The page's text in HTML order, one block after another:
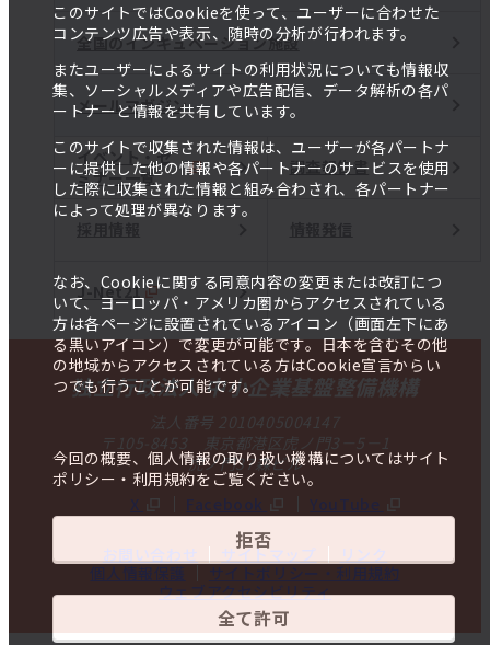
このサイトではCookieを使って、ユーザーに合わせた
コンテンツ広告や表示、随時の分析が行われます。
またユーザーによるサイトの利用状況についても情報収
集、ソーシャルメディアや広告配信、データ解析の各パ
ートナーと情報を共有しています。
このサイトで収集された情報は、ユーザーが各パートナ
ーに提供した他の情報や各パートナーのサービスを使用
した際に収集された情報と組み合わされ、各パートナー
によって処理が異なります。
なお、Cookieに関する同意内容の変更または改訂につ
いて、ヨーロッパ・アメリカ圏からアクセスされている
方は各ページに設置されているアイコン（画面左下にあ
る黒いアイコン）で変更が可能です。日本を含むその他
の地域からアクセスされている方はCookie宣言からい
つでも行うことが可能です。
今回の概要、個人情報の取り扱い機構についてはサイト
ポリシー・利用規約をご覧ください。
拒否
全て許可
全国のインキュベーション施設
メールマガジン
イベント・セ
ミナー一覧
調査報告書
J-Net21
独立行政法人 中小企業基盤整備機構
法人番号 2010405004147
〒105-8453 東京都港区虎ノ門3－5－1
虎ノ門37森ビル
X
Facebook YouTube
お問い合わせ サイトマップ
リンク
個人情報保護
サイトポリシー・利用規約
ウェブアクセシビリティ